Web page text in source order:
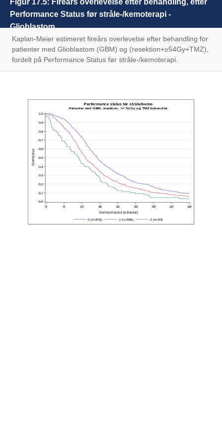
Performance Status før stråle-/kemoterapi -
Glioblastom
Kaplan-Meier estimeret fireårs overlevelse efter behandling for
patienter med Glioblastom (GBM) og (resektion+≥54Gy+TMZ),
fordelt på Performance Status før stråle-/kemoterapi.